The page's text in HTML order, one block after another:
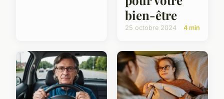
bien-être
25 octobre 2024 4 min